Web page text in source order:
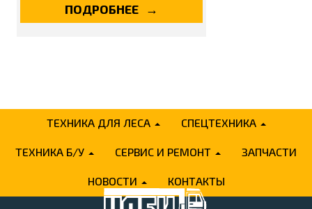
ПОДРОБНЕЕ
ТЕХНИКА ДЛЯ ЛЕСА СПЕЦТЕХНИКА
ТЕХНИКА Б/У СЕРВИС И РЕМОНТ ЗАПЧАСТИ
НОВОСТИ КОНТАКТЫ